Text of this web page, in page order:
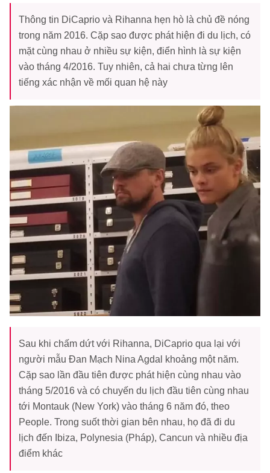
Thông tin DiCaprio và Rihanna hẹn hò là chủ đề nóng
trong năm 2016. Cặp sao được phát hiện đi du lịch, có
mặt cùng nhau ở nhiều sự kiện, điển hình là sự kiện
vào tháng 4/2016. Tuy nhiên, cả hai chưa từng lên
tiếng xác nhận về mối quan hệ này
Sau khi chấm dứt với Rihanna, DiCaprio qua lại với
người mẫu Đan Mạch Nina Agdal khoảng một năm.
Cặp sao lần đầu tiên được phát hiện cùng nhau vào
tháng 5/2016 và có chuyến du lịch đầu tiên cùng nhau
tới Montauk (New York) vào tháng 6 năm đó, theo
People. Trong suốt thời gian bên nhau, họ đã đi du
lịch đến Ibiza, Polynesia (Pháp), Cancun và nhiều địa
điểm khác